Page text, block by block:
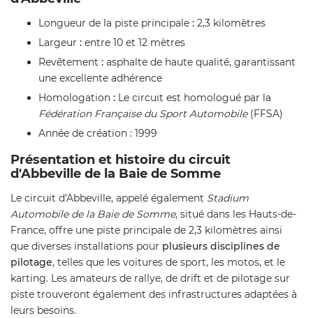
Longueur de la piste principale : 2,3 kilomètres
Largeur : entre 10 et 12 mètres
Revêtement : asphalte de haute qualité, garantissant
une excellente adhérence
Homologation : Le circuit est homologué par la
Fédération Française du Sport Automobile(FFSA)
Année de création : 1999
Présentation et histoire du circuit
d'Abbeville de la Baie de Somme
Le circuit d'Abbeville, appelé également Stadium
Automobile de la Baie de Somme, situé dans les Hauts-de-
France, offre une piste principale de 2,3 kilomètres ainsi
que diverses installations pour plusieurs disciplines de
pilotage, telles que les voitures de sport, les motos, et le
karting. Les amateurs de rallye, de drift et de pilotage sur
piste trouveront également des infrastructures adaptées à
leurs besoins.